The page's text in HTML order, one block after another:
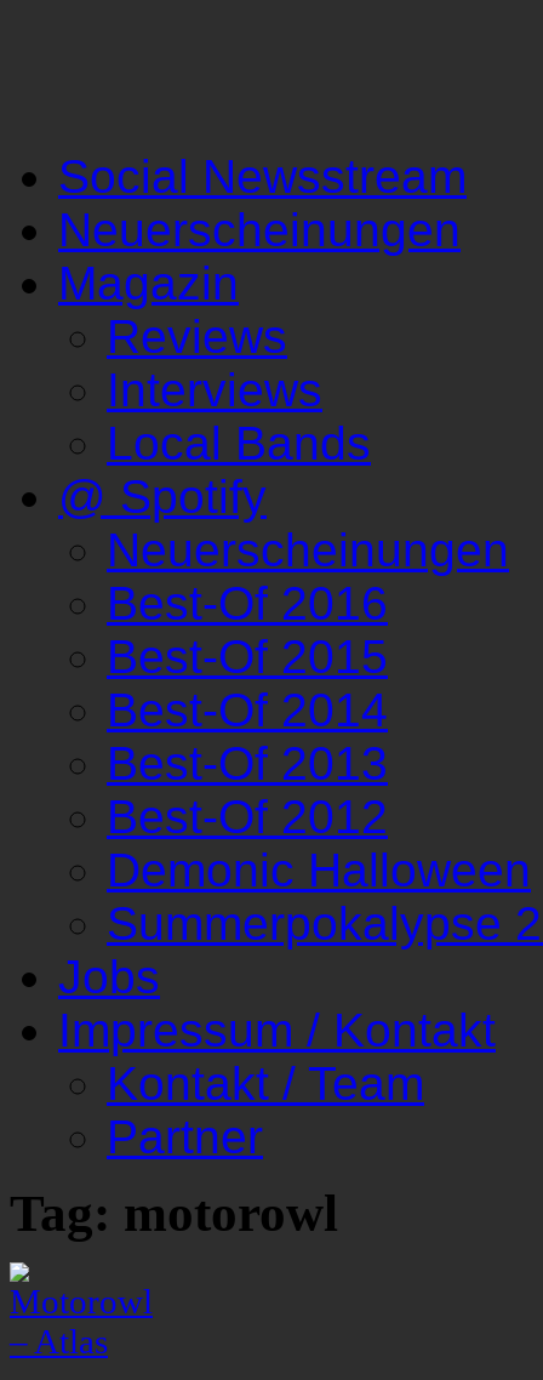
Social Newsstream
Neuerscheinungen
Magazin
Reviews
Interviews
Local Bands
@ Spotify
Neuerscheinungen
Best-Of 2016
Best-Of 2015
Best-Of 2014
Best-Of 2013
Best-Of 2012
Demonic Halloween
Summerpokalypse
Jobs
Impressum / Kontakt
Kontakt / Team
Partner
Tag: motorowl